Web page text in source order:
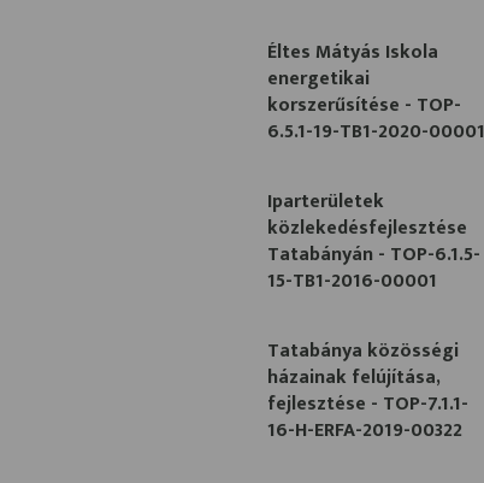
Éltes Mátyás Iskola
energetikai
korszerűsítése - TOP-
6.5.1-19-TB1-2020-00001
Iparterületek
közlekedésfejlesztése
Tatabányán - TOP-6.1.5-
15-TB1-2016-00001
Tatabánya közösségi
házainak felújítása,
fejlesztése - TOP-7.1.1-
16-H-ERFA-2019-00322